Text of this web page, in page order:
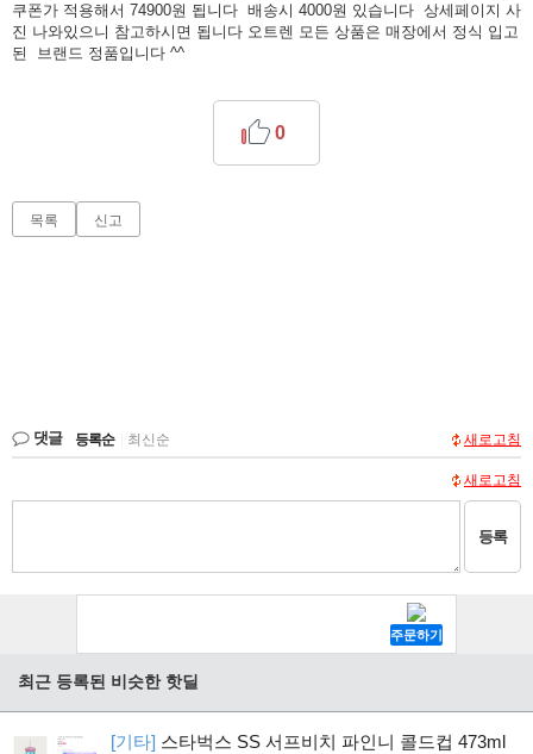
쿠폰가 적용해서 74900원 됩니다 배송시 4000원 있습니다 상세페이지 사
진 나와있으니 참고하시면 됩니다 오트렌 모든 상품은 매장에서 정식 입고
된 브랜드 정품입니다 ^^
0
목록 신고
댓글 등록순 최신순 새로고침
새로고침
등록
최근 등록된 비슷한 핫딜
[기타] 스타벅스 SS 서프비치 파인니 콜드컵 473ml